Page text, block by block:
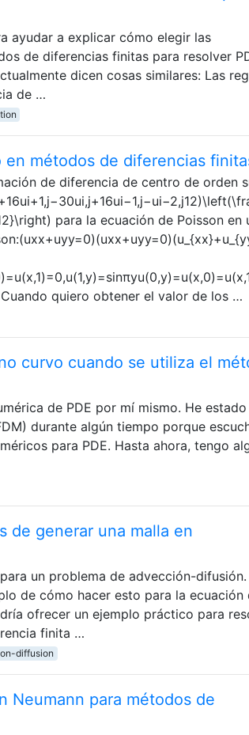
ayudar a explicar cómo elegir las
de diferencias finitas para resolver
dicen cosas similares: Las
de …
métodos de diferencias
de diferencia de centro de orden
para la ecuación de Poisson en
quiero obtener el valor de los …
curvo cuando se utiliza el
de PDE por mí mismo. He estado
durante algún tiempo porque
para PDE. Hasta ahora, tengo
de generar una malla en
un problema de advección-difusión.
de cómo hacer esto para la ecuación
ofrecer un ejemplo práctico para
finita …
diffusion
Neumann para métodos de